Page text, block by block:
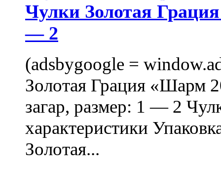
Чулки Золотая
— 2
(adsbygoogle =
Золотая Грация «Шарм
загар, размер: 1 — 2
характеристики
Золотая...